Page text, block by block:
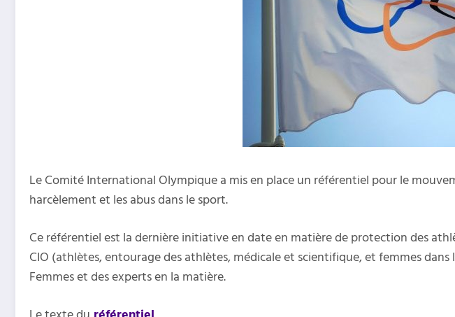
Le Comité International Olympique a mis en place un référentiel pour le
harcèlement et les abus dans le sport.
Ce référentiel est la dernière initiative en date en matière de protection des
CIO (athlètes, entourage des athlètes, médicale et scientifique, et femmes
Femmes et des experts en la matière.